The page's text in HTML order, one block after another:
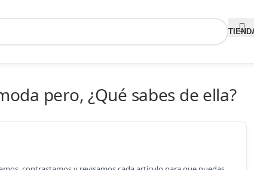
pero, ¿Qué sabes de ella?